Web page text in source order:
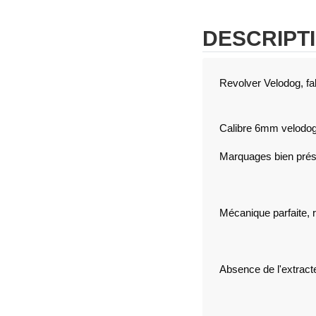
Revolver Velodog,
Calibre 6mm
Marquages bien
Mécanique parfaite,
Absence de